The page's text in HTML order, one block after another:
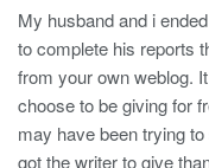
My husband and i
to complete his reports
from your own weblog.
choose to be giving for
may have been trying
got the writer to give